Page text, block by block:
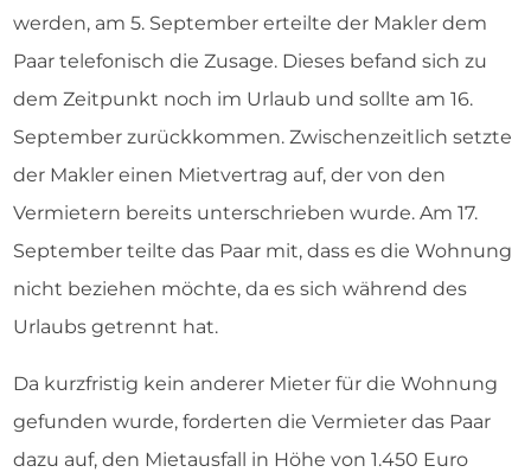
werden, am 5. September erteilte der Makler dem
Paar telefonisch die Zusage. Dieses befand sich zu
dem Zeitpunkt noch im Urlaub und sollte am 16.
September zurückkommen. Zwischenzeitlich setzte
der Makler einen Mietvertrag auf, der von den
Vermietern bereits unterschrieben wurde. Am 17.
September teilte das Paar mit, dass es die Wohnung
nicht beziehen möchte, da es sich während des
Urlaubs getrennt hat.
Da kurzfristig kein anderer Mieter für die Wohnung
gefunden wurde, forderten die Vermieter das Paar
dazu auf, den Mietausfall in Höhe von 1.450 Euro